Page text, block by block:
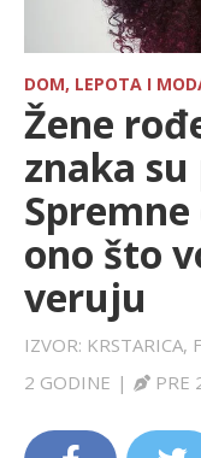
SHOWBIZ
HRONIKA
FARMERI
TV
SPORT
LIFESTYLE
EXTRA
DOM, LEPOTA I
Žene
znaka
Spremne
ono što
veruju
IZVOR: KRSTARICA,
2 GODINE | PRE